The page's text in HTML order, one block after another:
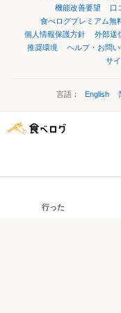
機能改善要望
口
食べログプレミアム無
個人情報保護方針
外部送
推奨環境
ヘルプ・お問
サ
言語： English
行った